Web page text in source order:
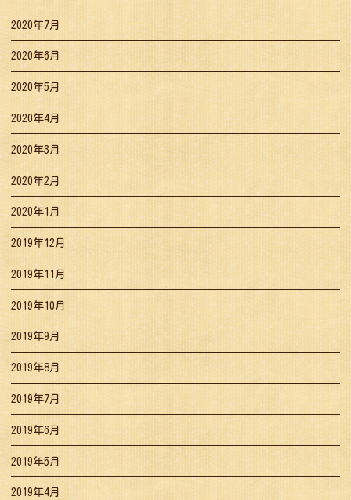
2020年7月
2020年6月
2020年5月
2020年4月
2020年3月
2020年2月
2020年1月
2019年12月
2019年11月
2019年10月
2019年9月
2019年8月
2019年7月
2019年6月
2019年5月
2019年4月